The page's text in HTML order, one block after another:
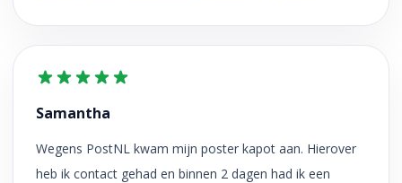
Samantha
Wegens PostNL kwam mijn poster kapot aan. Hierover
heb ik contact gehad en binnen 2 dagen had ik een